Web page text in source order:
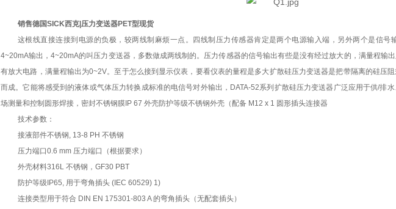
销售德国SICK西克|压力变送器PET型现货
这根线直接连接到电源的负极，较两线制麻烦一点。四线制压力传感器肯定是两个电源输入端，另外两个是信号
4~20mA输出，4~20mA的叫压力变送器，多数做成两线制的。压力传感器的信号输出有些是没有经过放大的，满量程输
有放大电路，满量程输出为0~2V。至于怎么接到显示仪表，要看仪表的量程是多大扩散硅压力变送器是把带隔离的硅压
而成。它能将感受到的液体或气体压力转换成标准的电信号对外输出，DATA-52系列扩散硅压力变送器广泛应用于供/排
场测量和控制圆形焊接，密封不锈钢膜IP 67 外壳防护等级不锈钢外壳（配备 M12 x 1 圆形插头连接器
技术参数：
接液部件不锈钢, 13-8 PH 不锈钢
压力端口0.6 mm 压力端口（根据要求）
外壳材料316L 不锈钢，GF30 PBT
防护等级 IP65, 用于弯角插头 (IEC 60529) 1)
连接类型用于符合 DIN EN 175301-803 A 的弯角插头（无配套插头）